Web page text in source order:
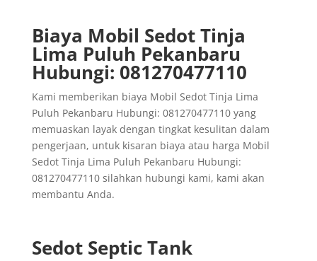
Biaya Mobil Sedot Tinja
Lima Puluh Pekanbaru
Hubungi: 081270477110
Kami memberikan biaya Mobil Sedot Tinja Lima
Puluh Pekanbaru Hubungi: 081270477110 yang
memuaskan layak dengan tingkat kesulitan dalam
pengerjaan, untuk kisaran biaya atau harga Mobil
Sedot Tinja Lima Puluh Pekanbaru Hubungi:
081270477110 silahkan hubungi kami, kami akan
membantu Anda.
Sedot Septic Tank